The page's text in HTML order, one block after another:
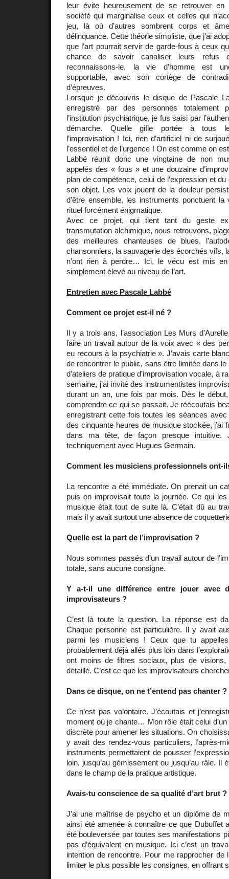
leur évite heureusement de se retrouver en
société qui marginalise ceux et celles qui
jeu, là où d’autres sombrent corps et
délinquance. Cette théorie simpliste, que j’ai
que l’art pourrait servir de garde-fous à ceux
chance de savoir canaliser leurs refus
reconnaissons-le, la vie d’homme est
supportable, avec son cortège de
d’épreuves.
Lorsque je découvris le disque de Pascale
enregistré par des personnes totalement
l’institution psychiatrique, je fus saisi par
démarche. Quelle gifle portée à tous
l’improvisation ! Ici, rien d’artificiel ni de
l’essentiel et de l’urgence ! On est comme on
Labbé réunit donc une vingtaine de non
appelés des « fous » et une douzaine
plan de compétence, celui de l’expression et
son objet. Les voix jouent de la douleur
d’être ensemble, les instruments ponctuent
rituel forcément énigmatique.
Avec ce projet, qui tient tant du geste
transmutation alchimique, nous retrouvons,
des meilleures chanteuses de blues,
chansonniers, la sauvagerie des écorchés vifs,
n’ont rien à perdre… Ici, le vécu est mis
simplement élevé au niveau de l’art.
Entretien avec Pascale Labbé
Comment ce projet est-il né ?
Il y a trois ans, l’association Les Murs
faire un travail autour de la voix avec « des
eu recours à la psychiatrie ». J’avais carte
de rencontrer le public, sans être limitée dans
d’ateliers de pratique d’improvisation vocale, à
semaine, j’ai invité des instrumentistes
durant un an, une fois par mois. Dès le début,
comprendre ce qui se passait. Je réécoutais
enregistrant cette fois toutes les séances
des cinquante heures de musique stockée, j’ai
dans ma tête, de façon presque intuitive.
techniquement avec Hugues Germain.
Comment les musiciens professionnels ont-
La rencontre a été immédiate. On prenait un
puis on improvisait toute la journée. Ce qui
musique était tout de suite là. C’était dû au
mais il y avait surtout une absence de
Quelle est la part de l’improvisation ?
Nous sommes passés d’un travail autour de
totale, sans aucune consigne.
Y a-t-il une différence entre jouer avec
improvisateurs ?
C’est là toute la question. La réponse est
Chaque personne est particulière. Il y avait
parmi les musiciens ! Ceux que tu
probablement déjà allés plus loin dans
ont moins de filtres sociaux, plus de
détaillé. C’est ce que les improvisateurs
Dans ce disque, on ne t’entend pas chanter ?
Ce n’est pas volontaire. J’écoutais et
moment où je chante… Mon rôle était celui
discrète pour amener les situations. On
y avait des rendez-vous particuliers, l’après-
instruments permettaient de pousser
loin, jusqu’au gémissement ou jusqu’au râle. Il
dans le champ de la pratique artistique.
Avais-tu conscience de sa qualité d’art brut ?
J’ai une maîtrise de psycho et un diplôme de
ainsi été amenée à connaître ce que Dubuffet
été bouleversée par toutes ses manifestations
pas d’équivalent en musique. Ici c’est un
intention de rencontre. Pour me rapprocher de
limiter le plus possible les consignes, en offrant